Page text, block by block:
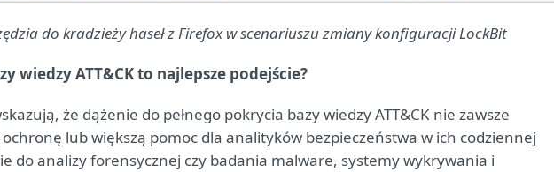
do kradzieży haseł z Firefox w scenariuszu zmiany konfiguracji LockBit
wiedzy ATT&CK to najlepsze podejście?
że dążenie do pełnego pokrycia bazy wiedzy ATT&CK nie zawsze
ochronę lub większą pomoc dla analityków bezpieczeństwa w ich codziennej
do analizy forensycznej czy badania malware, systemy wykrywania i